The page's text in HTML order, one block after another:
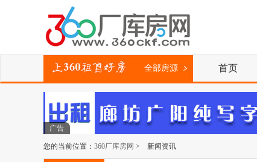
全部房源 首页
广告
您的当前位置： 360厂库房网 > 新闻资讯